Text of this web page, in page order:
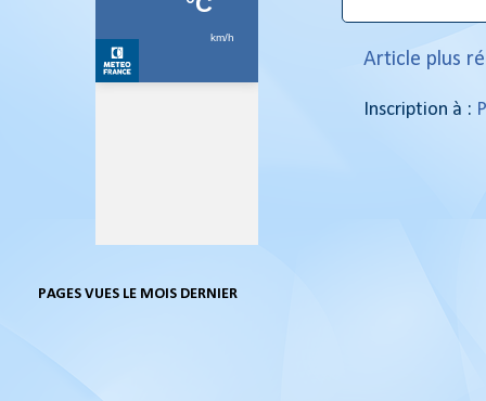
Article plus
Inscription à :
PAGES VUES LE MOIS DERNIER